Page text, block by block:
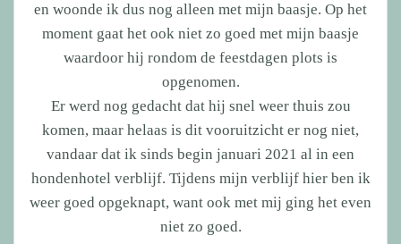
en woonde ik dus nog alleen met mijn baasje. Op het
moment gaat het ook niet zo goed met mijn baasje
waardoor hij rondom de feestdagen plots is
opgenomen.
Er werd nog gedacht dat hij snel weer thuis zou
komen, maar helaas is dit vooruitzicht er nog niet,
vandaar dat ik sinds begin januari 2021 al in een
hondenhotel verblijf. Tijdens mijn verblijf hier ben ik
weer goed opgeknapt, want ook met mij ging het even
niet zo goed.